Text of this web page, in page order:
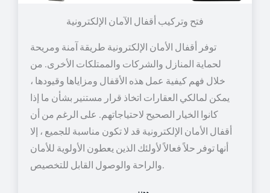
توفر أقفال الأمان الإلكترونية طريقة آمنة ومريحة
لحماية المنازل والشركات والممتلكات الأخرى. من
خلال فهم كيفية عمل هذه الأقفال ومزاياها وقيودها ،
يمكن لمالكي العقارات اتخاذ قرار مستنير بشأن ما إذا
كانوا الخيار الصحيح لاحتياجاتهم. على الرغم من أن
أقفال الأمان الإلكترونية قد لا تكون مناسبة للجميع ، إلا
أنها توفر حلاً فعالاً لأولئك الذين يعطون الأولوية للأمان
والراحة والوصول القابل للتخصيص.